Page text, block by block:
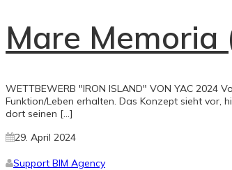
Mare
WETTBEWERB "IRON ISLAND" VON YAC
Funktion/Leben erhalten. Das Konzept sieht vor,
dort seinen [...]
29. April 2024
Support BIM Agency